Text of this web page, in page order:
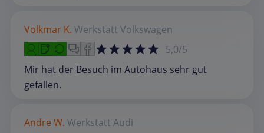
Volkmar K. Werkstatt Volkswagen
5,0/5
Mir hat der Besuch im Autohaus sehr gut
gefallen.
Andre W. Werkstatt Audi